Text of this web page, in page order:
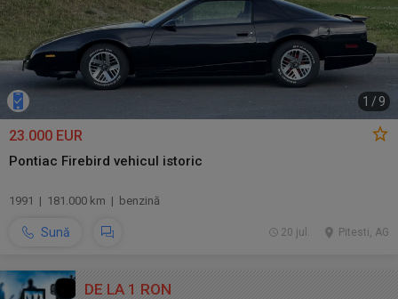
1 / 9
23.000 EUR
Pontiac Firebird vehicul istoric
1991 | 181.000 km | benzină
Sună Pitesti, AG
20 jul.
DE LA 1 RON